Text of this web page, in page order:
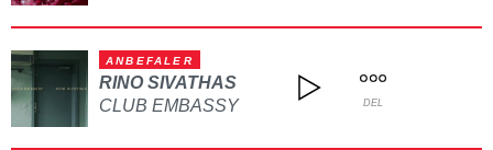
ANBEFALER
RINO SIVATHAS
CLUB EMBASSY
DEL